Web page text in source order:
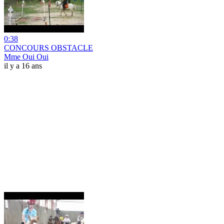
0:38
CONCOURS OBSTACLE
Mme Oui Oui
il y a 16 ans